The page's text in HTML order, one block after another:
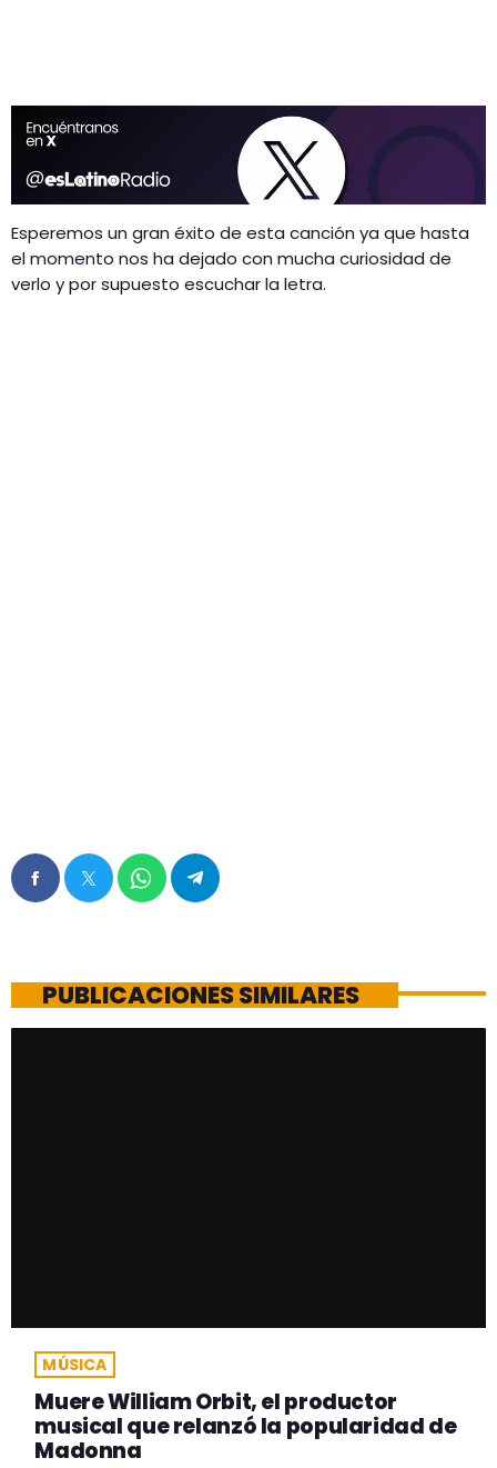
Esperemos un gran éxito de esta canción ya que hasta
el momento nos ha dejado con mucha curiosidad de
verlo y por supuesto escuchar la letra.
PUBLICACIONES SIMILARES
MÚSICA
Muere William Orbit, el productor
musical que relanzó la popularidad de
Madonna